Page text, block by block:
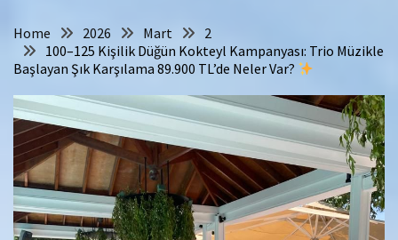
Home 2026 Mart
2
100–125 Kişilik Düğün Kokteyl Kampanyası: Trio Müzikle
Başlayan Şık Karşılama 89.900 TL’de Neler Var?